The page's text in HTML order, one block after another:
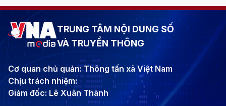
TRUNG TÂM NỘI DUNG SỐ
VÀ TRUYỀN THÔNG
Cơ quan chủ quản: Thông tấn xã Việt Nam
Chịu trách nhiệm:
Giám đốc: Lê Xuân Thành